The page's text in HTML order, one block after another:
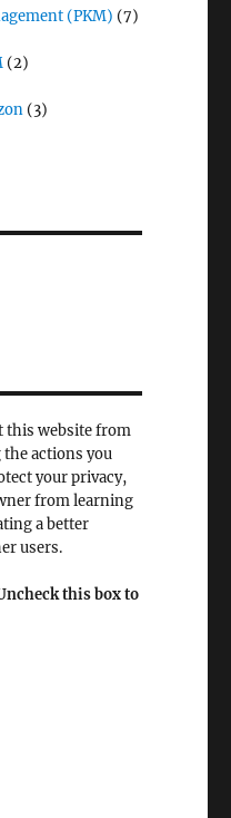
(PKM) (7)
(2)
(3)
this website from
actions you
your privacy,
from learning
a better
users.
this box to